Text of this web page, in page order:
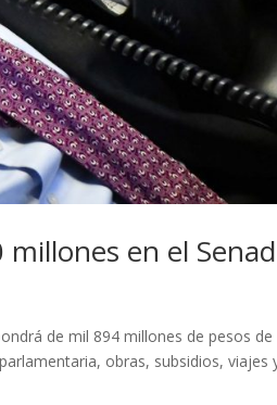
en el
de mil 894 millones de pesos de
obras, subsidios, viajes